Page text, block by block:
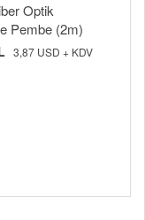
Optik
Pembe (2m)
3,87 USD + KDV